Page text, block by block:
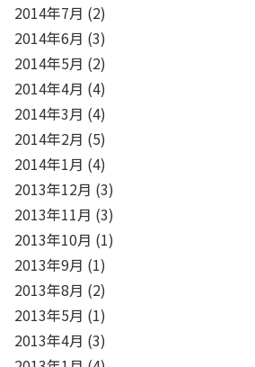
2014年7月 (2)
2014年6月 (3)
2014年5月 (2)
2014年4月 (4)
2014年3月 (4)
2014年2月 (5)
2014年1月 (4)
2013年12月 (3)
2013年11月 (3)
2013年10月 (1)
2013年9月 (1)
2013年8月 (2)
2013年5月 (1)
2013年4月 (3)